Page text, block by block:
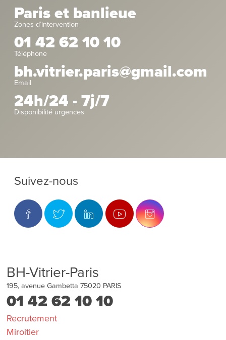
Paris et banlieue
Zones d’intervention
01 42 62 10 10
Téléphone
bh.vitrier.paris@gmail.com
Email
24h/24 - 7j/7
Disponibilité urgences
Suivez-nous
BH-Vitrier-Paris
195, avenue Gambetta 75020 PARIS
01 42 62 10 10
Recrutement
Miroitier